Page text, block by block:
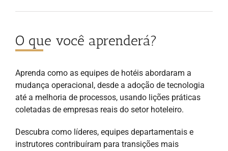
O que você aprenderá?
Aprenda como as equipes de hotéis abordaram a
mudança operacional, desde a adoção de tecnologia
até a melhoria de processos, usando lições práticas
coletadas de empresas reais do setor hoteleiro.
Descubra como líderes, equipes departamentais e
instrutores contribuíram para transições mais